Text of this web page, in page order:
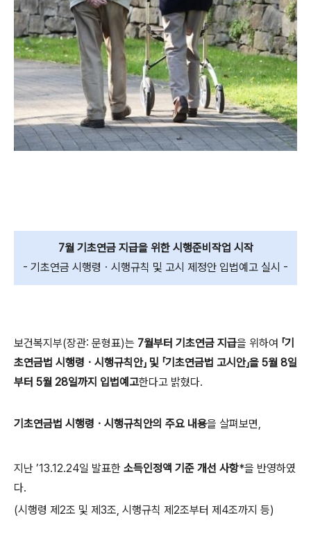
7월 기초연금 지급을 위한 시행준비작업 시작
- 기초연금 시행령ㆍ시행규칙 및 고시 제정안 입법예고 실시 -
보건복지부(장관: 문형표)는 7월부터 기초연금 지급을 위하여 「기
초연금법 시행령ㆍ시행규칙안」 및 「기초연금법 고시안」을 5월 8일
부터 5월 28일까지 입법예고한다고 밝혔다.
기초연금법 시행령ㆍ시행규칙안의 주요 내용을 살펴보면,
지난 ’13.12.24일 발표한 소득인정액 기준 개선 사항*을 반영하였
다.
(시행령 제2조 및 제3조, 시행규칙 제2조부터 제4조까지 등)